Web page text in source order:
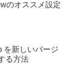
のオススメ設定
を新しいバージ
る方法